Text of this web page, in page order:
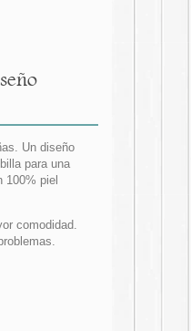
Un diseño
para una
100% piel
comodidad.